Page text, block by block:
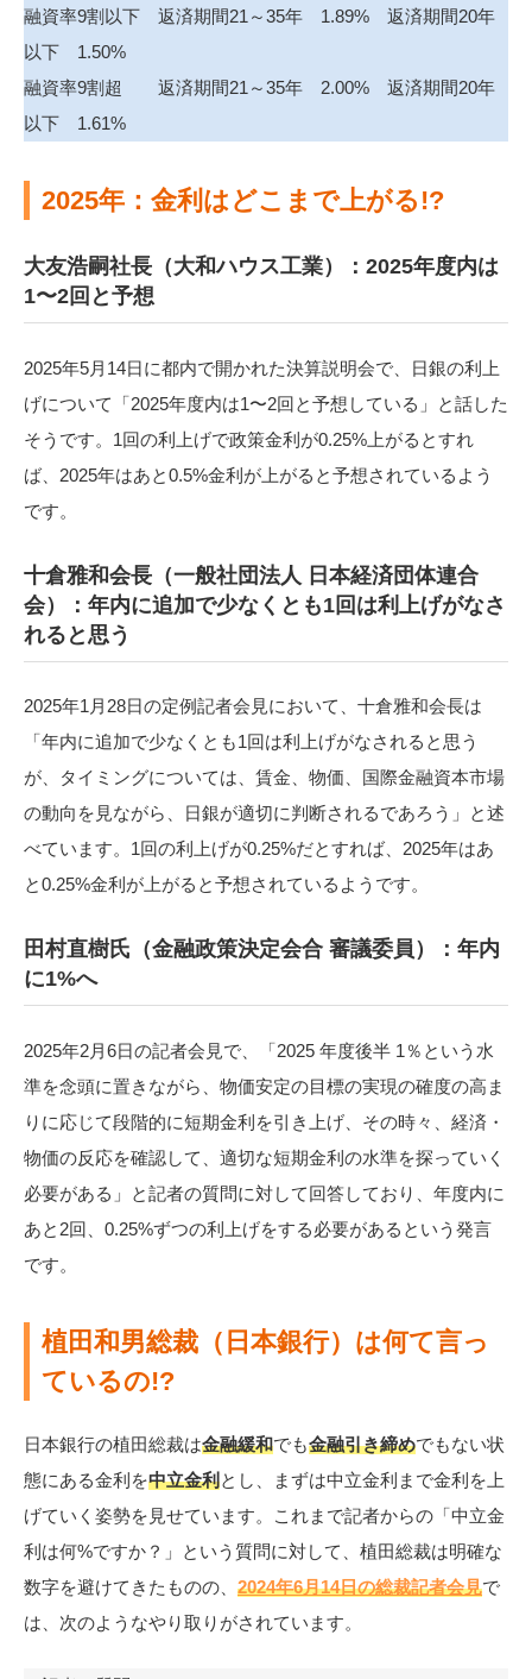
融資率9割以下 返済期間21～35年 1.89% 返済期間20年
以下 1.50%
融資率9割超 返済期間21～35年 2.00% 返済期間20年
以下 1.61%
2025年：金利はどこまで上がる!?
大友浩嗣社長（大和ハウス工業）：2025年度内は
1〜2回と予想
2025年5月14日に都内で開かれた決算説明会で、日銀の利上
げについて「2025年度内は1〜2回と予想している」と話した
そうです。1回の利上げで政策金利が0.25%上がるとすれ
ば、2025年はあと0.5%金利が上がると予想されているよう
です。
十倉雅和会長（一般社団法人 日本経済団体連合
会）：年内に追加で少なくとも1回は利上げがなさ
れると思う
2025年1月28日の定例記者会見において、十倉雅和会長は
「年内に追加で少なくとも1回は利上げがなされると思う
が、タイミングについては、賃金、物価、国際金融資本市場
の動向を見ながら、日銀が適切に判断されるであろう」と述
べています。1回の利上げが0.25%だとすれば、2025年はあ
と0.25%金利が上がると予想されているようです。
田村直樹氏（金融政策決定会合 審議委員）：年内
に1%へ
2025年2月6日の記者会見で、「2025 年度後半 1％という水
準を念頭に置きながら、物価安定の目標の実現の確度の高ま
りに応じて段階的に短期金利を引き上げ、その時々、経済・
物価の反応を確認して、適切な短期金利の水準を探っていく
必要がある」と記者の質問に対して回答しており、年度内に
あと2回、0.25%ずつの利上げをする必要があるという発言
です。
植田和男総裁（日本銀行）は何て言っ
ているの!?
日本銀行の植田総裁は金融緩和でも金融引き締めでもない状
態にある金利を中立金利とし、まずは中立金利まで金利を上
げていく姿勢を見せています。これまで記者からの「中立金
利は何%ですか？」という質問に対して、植田総裁は明確な
数字を避けてきたものの、 2024年6月14日の総裁記者会見で
は、次のようなやり取りがされています。